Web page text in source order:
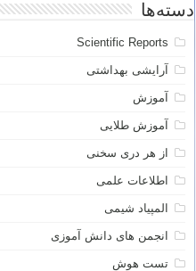
دسته‌ها
Scientific Reports
آرایشی بهداشتی
آموزش
آموزش طلایی
از هر دری سخنی
اطلاعات علمی
المپیاد شیمی
انجمن های دانش آموزی
تست هوش